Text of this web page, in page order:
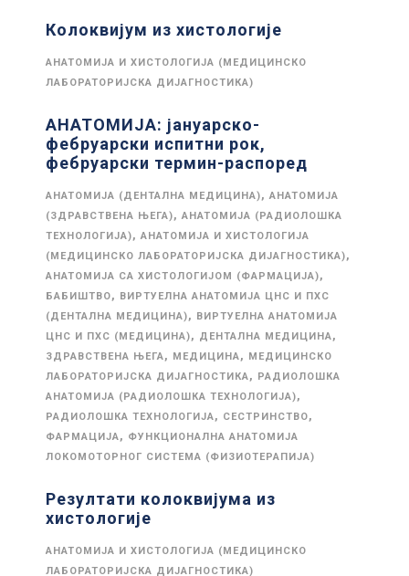
Колоквијум из хистологије
АНАТОМИЈА И ХИСТОЛОГИЈА (МЕДИЦИНСКО
ЛАБОРАТОРИЈСКА ДИЈАГНОСТИКА)
АНАТОМИЈА: јануарско-
фебруарски испитни рок,
фебруарски термин-распоред
АНАТОМИЈА (ДЕНТАЛНА МЕДИЦИНА), АНАТОМИЈА
(ЗДРАВСТВЕНА ЊЕГА), АНАТОМИЈА (РАДИОЛОШКА
ТЕХНОЛОГИЈА), АНАТОМИЈА И ХИСТОЛОГИЈА
(МЕДИЦИНСКО ЛАБОРАТОРИЈСКА ДИЈАГНОСТИКА),
АНАТОМИЈА СА ХИСТОЛОГИЈОМ (ФАРМАЦИЈА),
БАБИШТВО, ВИРТУЕЛНА АНАТОМИЈА ЦНС И ПХС
(ДЕНТАЛНА МЕДИЦИНА), ВИРТУЕЛНА АНАТОМИЈА
ЦНС И ПХС (МЕДИЦИНА), ДЕНТАЛНА МЕДИЦИНА,
ЗДРАВСТВЕНА ЊЕГА, МЕДИЦИНА, МЕДИЦИНСКО
ЛАБОРАТОРИЈСКА ДИЈАГНОСТИКА, РАДИОЛОШКА
АНАТОМИЈА (РАДИОЛОШКА ТЕХНОЛОГИЈА),
РАДИОЛОШКА ТЕХНОЛОГИЈА, СЕСТРИНСТВО,
ФАРМАЦИЈА, ФУНКЦИОНАЛНА АНАТОМИЈА
ЛОКОМОТОРНОГ СИСТЕМА (ФИЗИОТЕРАПИЈА)
Резултати колоквијума из
хистологије
АНАТОМИЈА И ХИСТОЛОГИЈА (МЕДИЦИНСКО
ЛАБОРАТОРИЈСКА ДИЈАГНОСТИКА)